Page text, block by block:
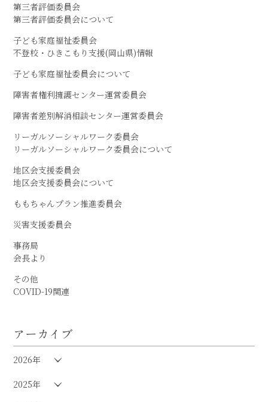
第三者評価委員会
第三者評価委員会について
子ども家庭福祉委員会
不登校・ひきこもり支援(岡山県)情報
子ども家庭福祉委員会について
障害者権利擁護センター運営委員会
障害者差別解消相談センター運営委員会
リーガルソーシャルワーク委員会
リーガルソーシャルワーク委員会について
地区会支援委員会
地区会支援委員会について
ももちゃんプラン推進委員会
災害支援委員会
事務局
会長より
その他
COVID-19関連
アーカイブ
2026年
2025年